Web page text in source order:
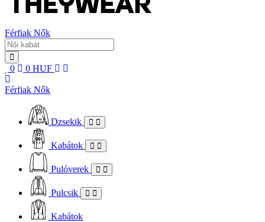
Férfiak Nők
0 0 HUF
Férfiak Nők
Dzsekik
Kabátok
Pulóverek
Pulcsik
Kabátok